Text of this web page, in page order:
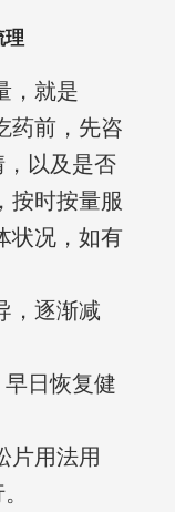
理
，就是
药前，先咨
以及是否
按时按量服
状况，如有
，逐渐减
日恢复健
片用法用